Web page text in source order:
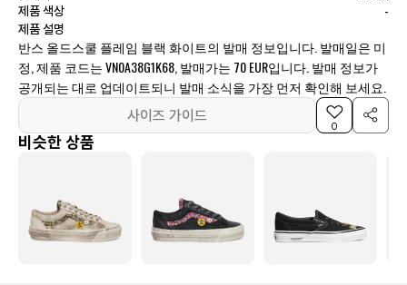
제품 색상 -
제품 설명
반스 올드스쿨 플레임 블랙 화이트의 발매 정보입니다. 발매일은 미
정, 제품 코드는 VN0A38G1K68, 발매가는 70 EUR입니다. 발매 정보가
공개되는 대로 업데이트되니 발매 소식을 가장 먼저 확인해 보세요.
사이즈 가이드
0
비슷한 상품